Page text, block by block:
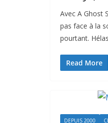
Avec A Ghost
pas face à la
pourtant.
Read More
DEPUIS 2000